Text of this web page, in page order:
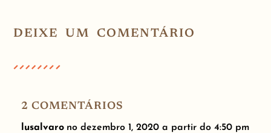
DEIXE UM COMENTÁRIO
2 COMENTÁRIOS
lusalvaro no dezembro 1, 2020 a partir do 4:50 pm